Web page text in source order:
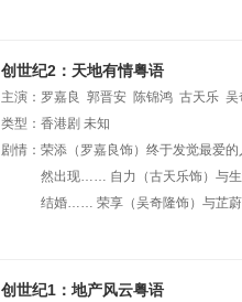
创世纪2：天地有情粤语
主演： 罗嘉良 郭晋安 陈锦鸿 古天乐 吴
类型： 香港剧 未知
剧情： 荣添（罗嘉良饰）终于发觉最爱
然出现…… 自力（古天乐饰）与生
结婚…… 荣享（吴奇隆饰）与芷
创世纪1：地产风云粤语